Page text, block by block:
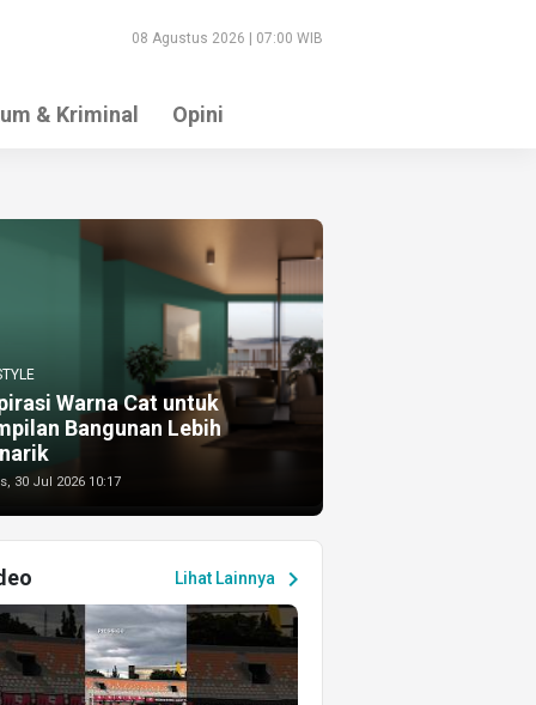
08 Agustus 2026 | 07:00 WIB
& Kriminal Opini
Warna Cat untuk
Bangunan Lebih
30 Jul 2026 10:17
Lihat Lainnya chevron_right